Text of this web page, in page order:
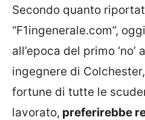
Secondo quanto
“F1ingenerale.com”,
all’epoca del primo
ingegnere di
fortune di tutte le
lavorato, preferirebbe